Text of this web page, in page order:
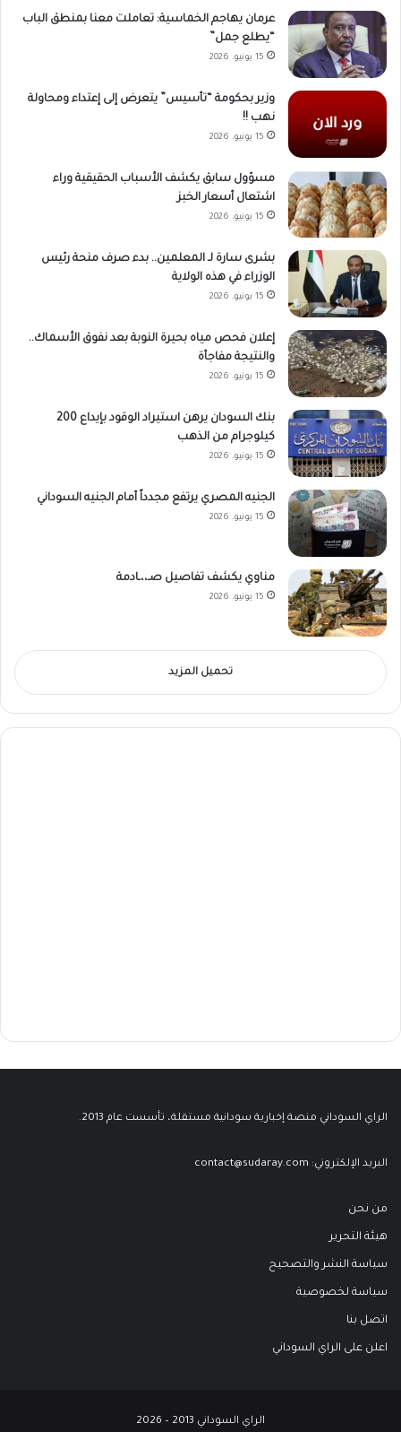
عرمان يهاجم الخماسية: تعاملت معنا بمنطق الباب
“يطلع جمل”
15 يونيو، 2026
وزير بحكومة “تأسيس” يتعرض إلى إعتداء ومحاولة
نهب !!
15 يونيو، 2026
مسؤول سابق يكشف الأسباب الحقيقية وراء
اشتعال أسعار الخبز
15 يونيو، 2026
بشرى سارة لـ المعلمين.. بدء صرف منحة رئيس
الوزراء في هذه الولاية
15 يونيو، 2026
إعلان فحص مياه بحيرة النوبة بعد نفوق الأسماك..
والنتيجة مفاجأة
15 يونيو، 2026
بنك السودان يرهن استيراد الوقود بإيداع 200
كيلوجرام من الذهب
15 يونيو، 2026
الجنيه المصري يرتفع مجدداً أمام الجنيه السوداني
15 يونيو، 2026
مناوي يكشف تفاصيل صـ،،ـادمة
15 يونيو، 2026
تحميل المزيد
الراي السوداني منصة إخبارية سودانية مستقلة، تأسست عام 2013.
البريد الإلكتروني: contact@sudaray.com
من نحن
هيئة التحرير
سياسة النشر والتصحيح
سياسة لخصوصية
اتصل بنا
اعلن على الراي السوداني
الراي السوداني 2013 – 2026